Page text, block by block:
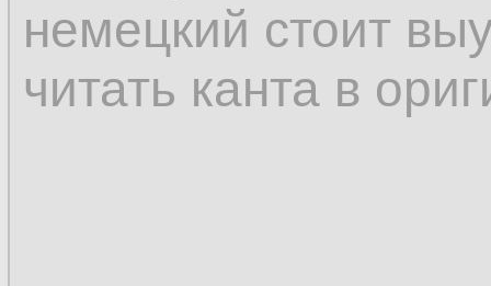
немецкий стоит
читать канта в